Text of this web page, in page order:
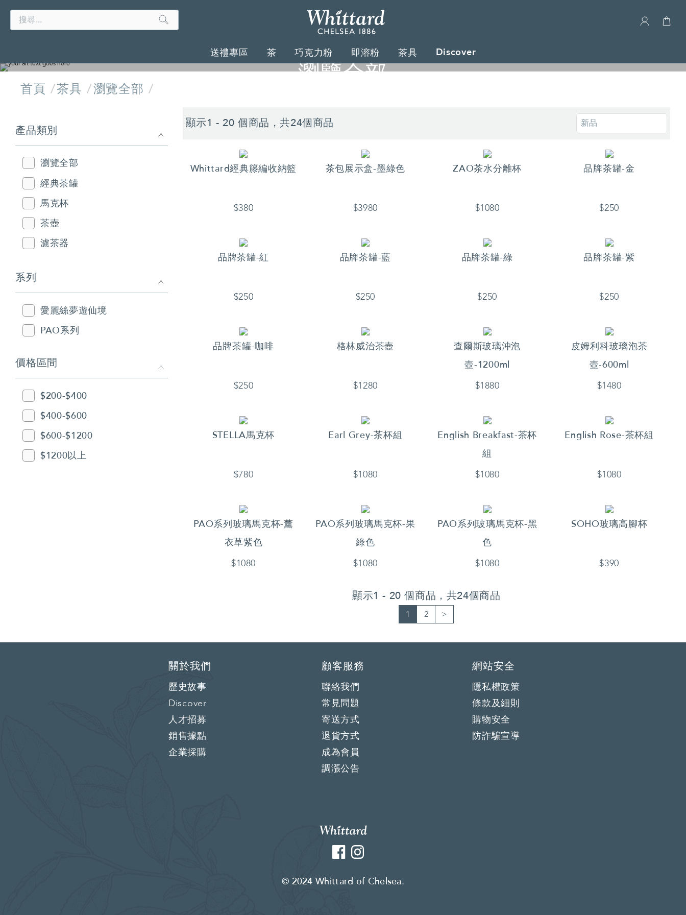
Chelsea
Search
Catalog
Search
送禮專區 茶 巧克力粉 即溶粉 茶具 Discover
瀏覽全部
首頁 茶具 瀏覽全部
YOUR
RESULTS
BY:
產品類別
瀏覽全部
經典茶罐
馬克杯
茶壺
濾茶器
系列
愛麗絲夢遊仙境
PAO系列
價格區間
$200-$400
$400-$600
$600-$1200
$1200以上
顯示1 - 20 個商品，共24個商品
Whittard經典籐編收納籃
$380
茶包展示盒-墨綠色
$3980
ZAO茶水分離杯
$1080
品牌茶罐-金
$250
品牌茶罐-紅
$250
品牌茶罐-藍
$250
品牌茶罐-綠
$250
品牌茶罐-紫
$250
品牌茶罐-咖啡
$250
格林威治茶壺
$1280
查爾斯玻璃沖泡
壺-1200ml
$1880
皮姆利科玻璃泡茶
壺-600ml
$1480
STELLA馬克杯
$780
Earl Grey-茶杯組
$1080
English Breakfast-茶杯
組
$1080
English Rose-茶杯組
$1080
PAO系列玻璃馬克杯-薰
衣草紫色
$1080
PAO系列玻璃馬克杯-果
綠色
$1080
PAO系列玻璃馬克杯-黑
色
$1080
SOHO玻璃高腳杯
$390
顯示1 - 20 個商品，共24個商品
1 2 >
關於我們
歷史故事
Discover
人才招募
銷售據點
企業採購
顧客服務
聯絡我們
常見問題
寄送方式
退貨方式
成為會員
調漲公告
網站安全
隱私權政策
條款及細則
購物安全
防詐騙宣導
FacebookInstagram
© 2024 Whittard of Chelsea.